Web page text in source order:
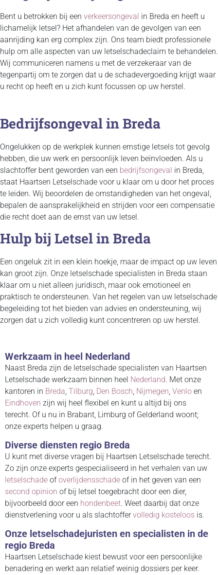
Bent u betrokken bij een verkeersongeval in Breda en heeft u
lichamelijk letsel? Het afhandelen van de gevolgen van een
aanrijding kan erg complex zijn. Ons team biedt professionele
hulp om alle aspecten van uw letselschadeclaim te behandelen.
Wij communiceren namens u met de verzekeraar van de
tegenpartij om te zorgen dat u de schadevergoeding krijgt waar
u recht op heeft en u zich kunt focussen op uw herstel.
Bedrijfsongeval in Breda
Ongelukken op de werkplek kunnen ernstige letsels tot gevolg
hebben, die uw werk en persoonlijk leven beïnvloeden. Als u
slachtoffer bent geworden van een bedrijfsongeval in Breda,
staat Haartsen Letselschade voor u klaar om u door het proces
te leiden. Wij beoordelen de omstandigheden van het ongeval,
bepalen de aansprakelijkheid en strijden voor een compensatie
die recht doet aan de ernst van uw letsel.
Hulp bij Letsel in Breda
Een ongeluk zit in een klein hoekje, maar de impact op uw leven
kan groot zijn. Onze letselschade specialisten in Breda staan
klaar om u niet alleen juridisch, maar ook emotioneel en
praktisch te ondersteunen. Van het regelen van uw letselschade
begeleiding tot het bieden van advies en ondersteuning, wij
zorgen dat u zich volledig kunt concentreren op uw herstel.
Werkzaam in heel Nederland
Naast Breda zijn de letselschade specialisten van Haartsen
Letselschade werkzaam binnen heel Nederland. Met onze
kantoren in Breda Tilburg Den Bosch Nijmegen Venlo en
Eindhoven zijn wij heel flexibel en kunt u altijd bij ons
terecht. Of u nu in Brabant, Limburg of Gelderland woont;
onze experts helpen u graag.
Diverse diensten regio Breda
U kunt met diverse vragen bij Haartsen Letselschade terecht.
Zo zijn onze experts gespecialiseerd in het verhalen van uw
letselschade ofoverlijdensschade of in het geven van een
second opinion of bij letsel toegebracht door een dier,
bijvoorbeeld door een hondenbeet. Weet daarbij dat onze
dienstverlening voor u als slachtoffervolledig kosteloos is.
Onze letselschadejuristen en specialisten in de
regio Breda
Haartsen Letselschade kiest bewust voor een persoonlijke
benadering en werkt aan relatief weinig dossiers per keer.